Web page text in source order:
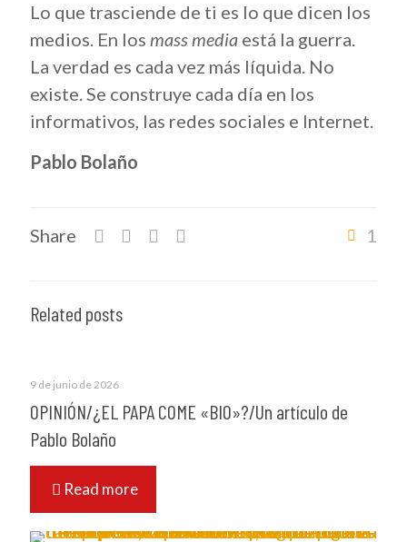
Lo que trasciende de ti es lo que dicen los
medios. En los mass media está la guerra.
La verdad es cada vez más líquida. No
existe. Se construye cada día en los
informativos, las redes sociales e Internet.
Pablo Bolaño
Share 1
Related posts
9 de junio de 2026
OPINIÓN/¿EL PAPA COME «BIO»?/Un artículo de
Pablo Bolaño
Read more